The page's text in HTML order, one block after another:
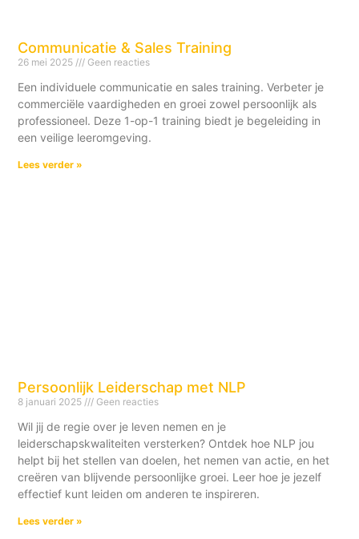
Communicatie & Sales Training
26 mei 2025 Geen reacties
Een individuele communicatie en sales training. Verbeter je
commerciële vaardigheden en groei zowel persoonlijk als
professioneel. Deze 1-op-1 training biedt je begeleiding in
een veilige leeromgeving.
Lees verder »
Persoonlijk Leiderschap met NLP
8 januari 2025 Geen reacties
Wil jij de regie over je leven nemen en je
leiderschapskwaliteiten versterken? Ontdek hoe NLP jou
helpt bij het stellen van doelen, het nemen van actie, en het
creëren van blijvende persoonlijke groei. Leer hoe je jezelf
effectief kunt leiden om anderen te inspireren.
Lees verder »